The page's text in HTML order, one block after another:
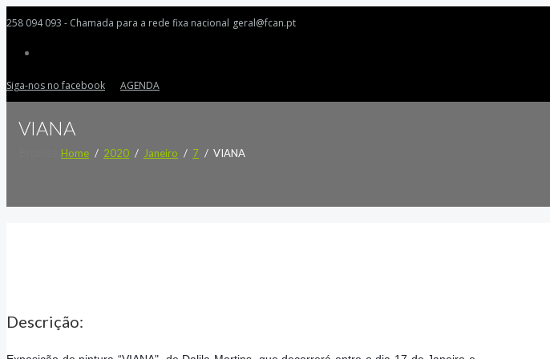
258 094 093 - Chamada para a rede fixa nacional geral@fcan.pt
Siga-nos no facebook AGENDA
VIANA
Home 2020 Janeiro 7 VIANA
Descrição: